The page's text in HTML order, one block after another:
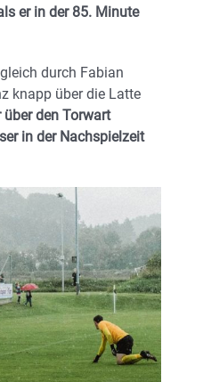
er in der 85. Minute
durch Fabian
knapp über die Latte
den Torwart
in der Nachspielzeit